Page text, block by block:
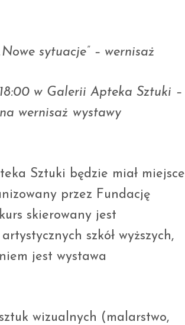
sytuacje” – wernisaż
w Galerii Apteka Sztuki –
wernisaż wystawy
Sztuki będzie miał miejsce
przez Fundację
skierowany jest
szkół wyższych,
jest wystawa
wizualnych (malarstwo,